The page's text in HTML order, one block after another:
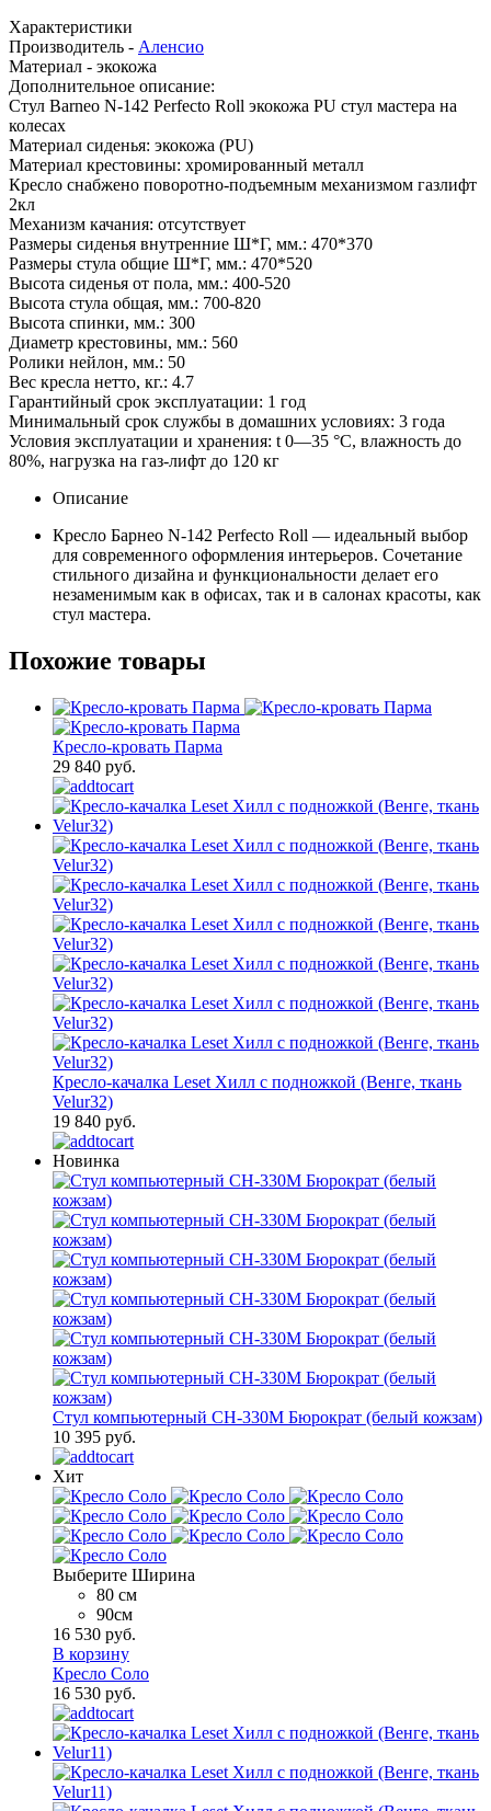
Характеристики
Производитель - Аленсио
Материал - экокожа
Дополнительное описание:
Стул Barneo N-142 Perfecto Roll экокожа PU стул мастера на
колесах
Материал сиденья: экокожа (PU)
Материал крестовины: хромированный металл
Кресло снабжено поворотно-подъемным механизмом газлифт
2кл
Механизм качания: отсутствует
Размеры сиденья внутренние Ш*Г, мм.: 470*370
Размеры стула общие Ш*Г, мм.: 470*520
Высота сиденья от пола, мм.: 400-520
Высота стула общая, мм.: 700-820
Высота спинки, мм.: 300
Диаметр крестовины, мм.: 560
Ролики нейлон, мм.: 50
Вес кресла нетто, кг.: 4.7
Гарантийный срок эксплуатации: 1 год
Минимальный срок службы в домашних условиях: 3 года
Условия эксплуатации и хранения: t 0—35 °С, влажность до
80%, нагрузка на газ-лифт до 120 кг
Описание
Кресло Барнео N-142 Perfecto Roll — идеальный выбор
для современного оформления интерьеров. Сочетание
стильного дизайна и функциональности делает его
незаменимым как в офисах, так и в салонах красоты, как
стул мастера.
Похожие товары
Кресло-кровать Парма
29 840 руб.
Кресло-качалка Leset Хилл с подножкой (Венге, ткань
Velur32)
19 840 руб.
Новинка
Стул компьютерный CH-330M Бюрократ (белый кожзам)
10 395 руб.
Хит
Выберите Ширина
80 см
90см
16 530 руб.
В корзину
Кресло Соло
16 530 руб.